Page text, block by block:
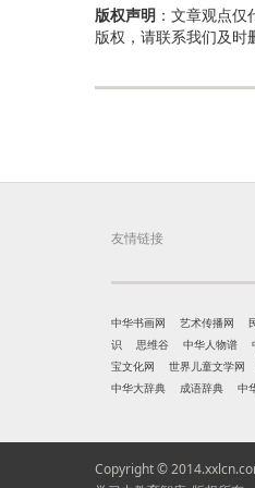
版权声明 ：文章观点
版权，请联系我们及时
友情链接
中华书画网 艺术传播网
识
思维谷 中华人物谱
宝文化网
世界儿童文学网
中华大辞典
成语辞典 中
Copyright ©